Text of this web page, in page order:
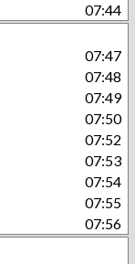
07:44
07:47
07:48
07:49
07:50
07:52
07:53
07:54
07:55
07:56